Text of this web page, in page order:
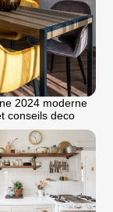
2024 moderne
conseils deco